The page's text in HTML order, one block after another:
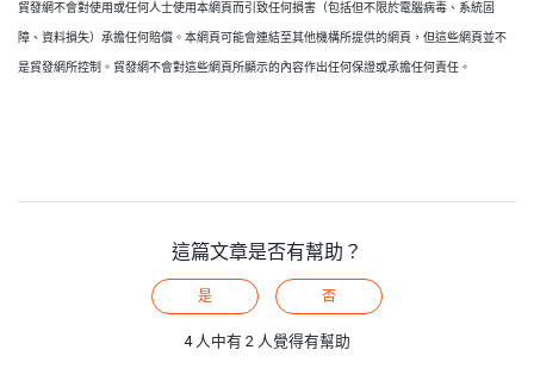
貿發網不會對使用或任何人士使用本網頁而引致任何損害（包括但不限於電腦病毒、系統固
障、資料損失）承擔任何賠償。本網頁可能會連結至其他機構所提供的網頁，但這些網頁並不
是貿發網所控制。貿發網不會對這些網頁所顯示的內容作出任何保證或承擔任何責任。
這篇文章是否有幫助？
是 否
4 人中有 2 人覺得有幫助